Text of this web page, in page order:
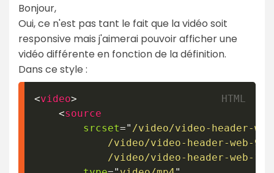
Bonjour,
Oui, ce n'est pas tant le fait que la vidéo soit
responsive mais j'aimerai pouvoir afficher une
vidéo différente en fonction de la définition.
Dans ce style :
<video>
<source
srcset=" /video/video-header-
/video/video-header-web-
/video/video-header-web-